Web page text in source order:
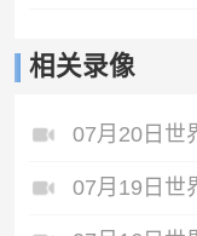
相关录像
07月20日世
07月19日世